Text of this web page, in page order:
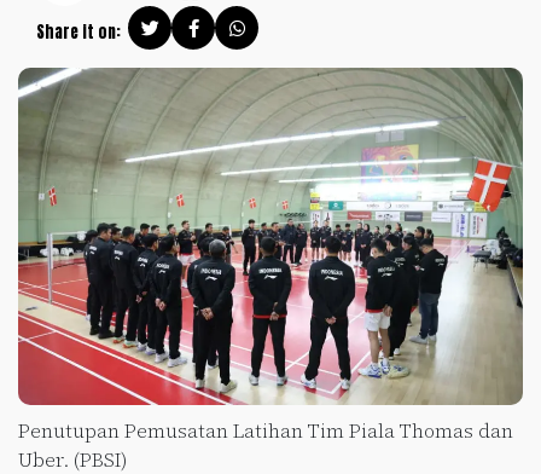
Share it on:
Penutupan Pemusatan Latihan Tim Piala Thomas dan
Uber. (PBSI)
SPECIAL
Video